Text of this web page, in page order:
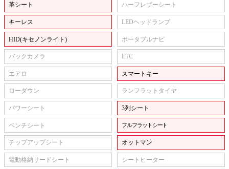
革シート ハーフレザーシート
キーレス LEDヘッドランプ
HID(キセノンライト) ポータブルナビ
バックカメラ ETC
エアロ スマートキー
ローダウン ランフラットタイヤ
パワーシート 3列シート
ベンチシート フルフラットシート
チップアップシート オットマン
電動格納サードシート シートヒーター